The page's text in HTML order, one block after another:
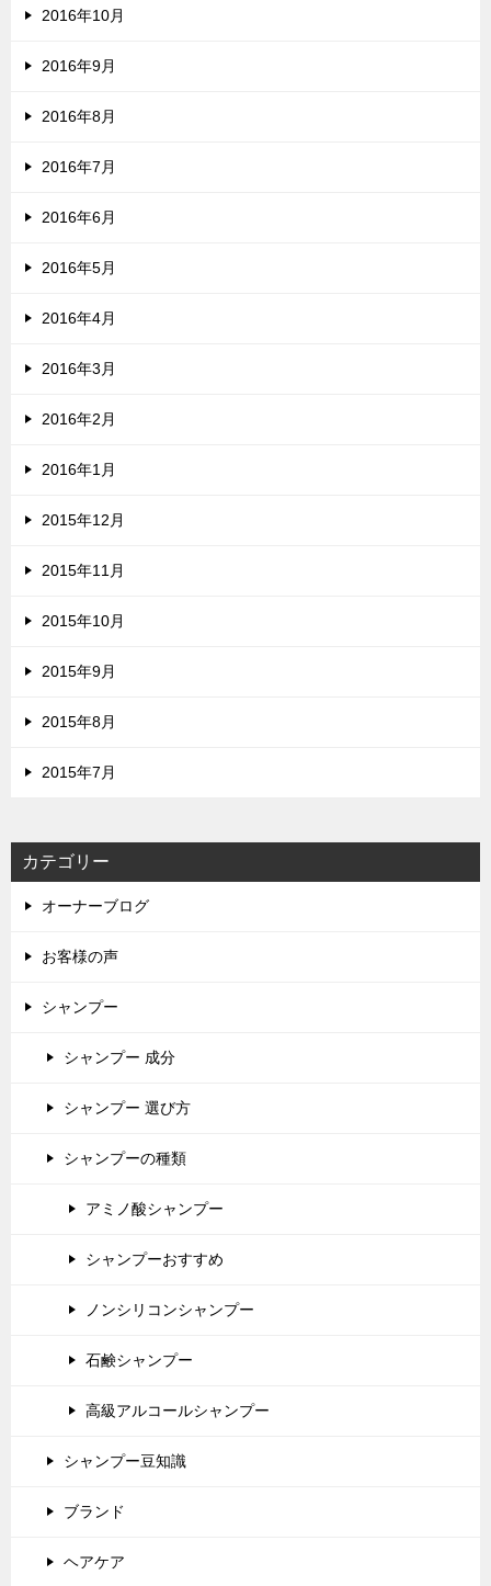
2016年10月
2016年9月
2016年8月
2016年7月
2016年6月
2016年5月
2016年4月
2016年3月
2016年2月
2016年1月
2015年12月
2015年11月
2015年10月
2015年9月
2015年8月
2015年7月
カテゴリー
オーナーブログ
お客様の声
シャンプー
シャンプー 成分
シャンプー 選び方
シャンプーの種類
アミノ酸シャンプー
シャンプーおすすめ
ノンシリコンシャンプー
石鹸シャンプー
高級アルコールシャンプー
シャンプー豆知識
ブランド
ヘアケア